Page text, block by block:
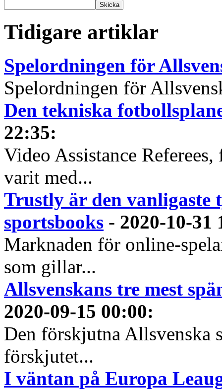
Tidigare artiklar
Spelordningen för
Spelordningen för
Den tekniska
22:35:
Video Assistance
varit med...
Trustly är den vanligaste
sportsbooks - 2020-10-31
Marknaden för online-
som gillar...
Allsvenskans tre mest
2020-09-15 00:00:
Den förskjutna Allsvenska
förskjutet...
I väntan på Europa